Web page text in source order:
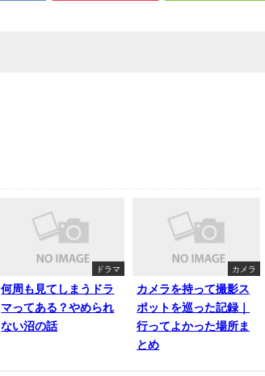
ドラマ
何周も見てしまうドラ
マってある？やめられ
ない沼の話
カメラ
カメラを持って撮影ス
ポットを巡った記録｜
行ってよかった場所ま
とめ